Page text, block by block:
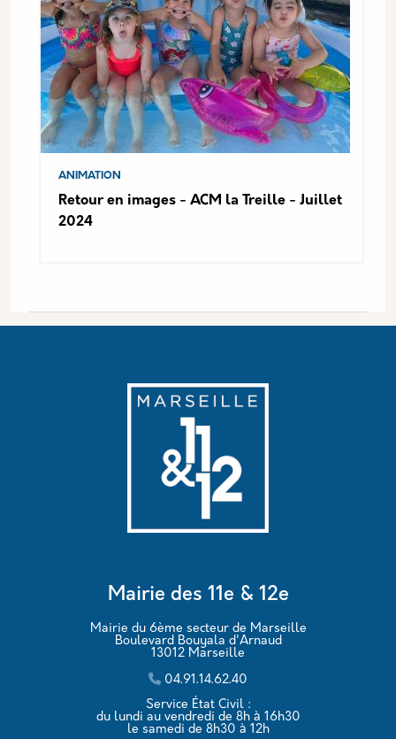
ANIMATION
Retour en images - ACM la Treille - Juillet
2024
Mairie des 11e & 12e
Mairie du 6ème secteur de Marseille
Boulevard Bouyala d'Arnaud
13012 Marseille
04.91.14.62.40
Service État Civil :
du lundi au vendredi de 8h à 16h30
le samedi de 8h30 à 12h